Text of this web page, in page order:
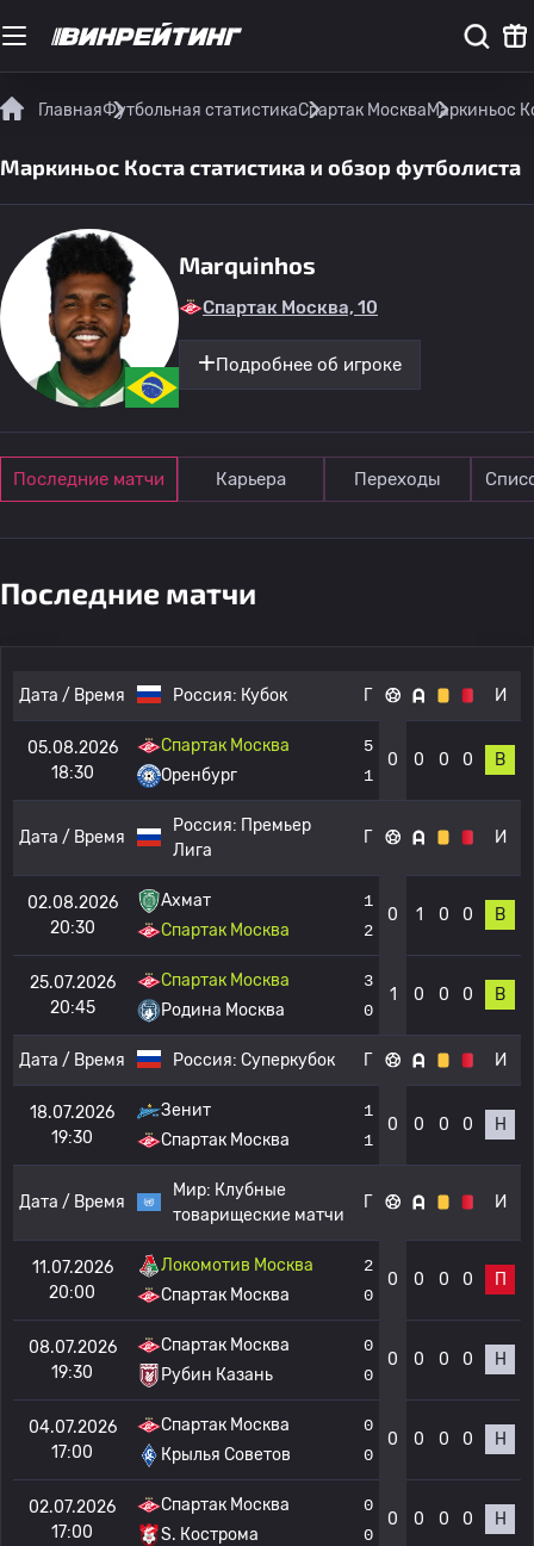
ГлавнаяФутбольная статистикаСпартак МоскваМаркиньос
Маркиньос Коста статистика и обзор футболиста
Marquinhos
Спартак Москва, 10
Подробнее об игроке
Последние матчи Карьера Переходы
Последние матчи
Дата / Время Россия: Кубок Г И
05.08.2026
18:30
Спартак Москва
Оренбург
5
1
0 0 0 0 В
Дата / Время
Россия: Премьер
Лига
Г И
02.08.2026
20:30
Ахмат
Спартак Москва
1
2
0 1 0 0 В
25.07.2026
20:45
Спартак Москва
Родина Москва
3
0
1 0 0 0 В
Дата / Время Россия: Суперкубок Г И
18.07.2026
19:30
Зенит
Спартак Москва
1
1
0 0 0 0 Н
Дата / Время
Мир: Клубные
товарищеские матчи
Г И
11.07.2026
20:00
Локомотив Москва
Спартак Москва
2
0
0 0 0 0 П
08.07.2026
19:30
Спартак Москва
Рубин Казань
0
0
0 0 0 0 Н
04.07.2026
17:00
Спартак Москва
Крылья Советов
0
0
0 0 0 0 Н
02.07.2026
17:00
Спартак Москва
S. Кострома
0
0
0 0 0 0 Н